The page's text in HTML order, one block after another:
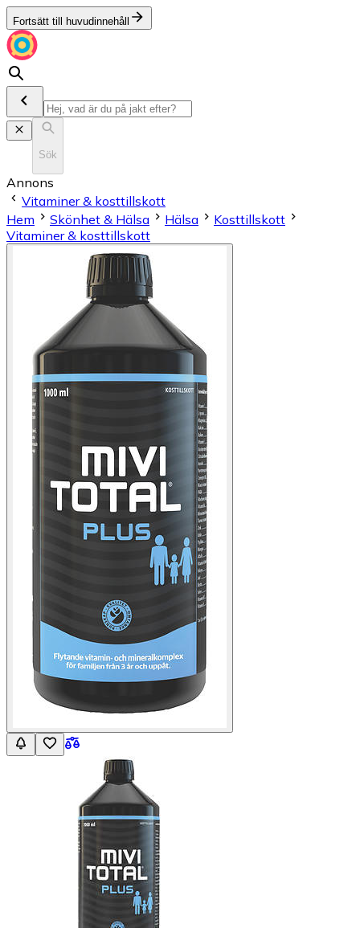
Fortsätt till huvudinnehåll
Sök
Annons
Vitaminer & kosttillskott
Hem
Skönhet & Hälsa Hälsa
Kosttillskott
Vitaminer & kosttillskott